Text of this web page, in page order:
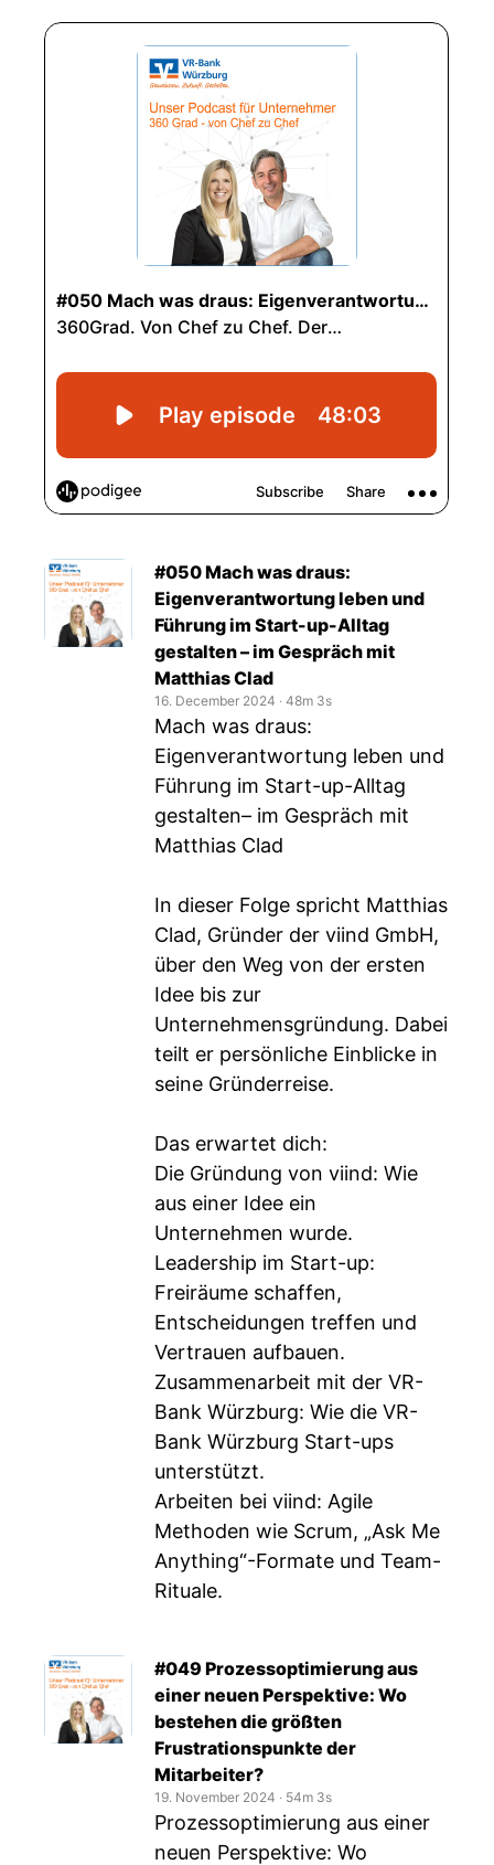
#050 Mach was draus:
Eigenverantwortung leben und
Führung im Start-up-Alltag
gestalten – im Gespräch mit
Matthias Clad
16. December 2024 ‧ 48m 3s
Mach was draus:
Eigenverantwortung leben und
Führung im Start-up-Alltag
gestalten– im Gespräch mit
Matthias Clad
In dieser Folge spricht Matthias
Clad, Gründer der viind GmbH,
über den Weg von der ersten
Idee bis zur
Unternehmensgründung. Dabei
teilt er persönliche Einblicke in
seine Gründerreise.
Das erwartet dich:
Die Gründung von viind: Wie
aus einer Idee ein
Unternehmen wurde.
Leadership im Start-up:
Freiräume schaffen,
Entscheidungen treffen und
Vertrauen aufbauen.
Zusammenarbeit mit der VR-
Bank Würzburg: Wie die VR-
Bank Würzburg Start-ups
unterstützt.
Arbeiten bei viind: Agile
Methoden wie Scrum, „Ask Me
Anything“-Formate und Team-
Rituale.
#049 Prozessoptimierung aus
einer neuen Perspektive: Wo
bestehen die größten
Frustrationspunkte der
Mitarbeiter?
19. November 2024 ‧ 54m 3s
Prozessoptimierung aus einer
neuen Perspektive: Wo